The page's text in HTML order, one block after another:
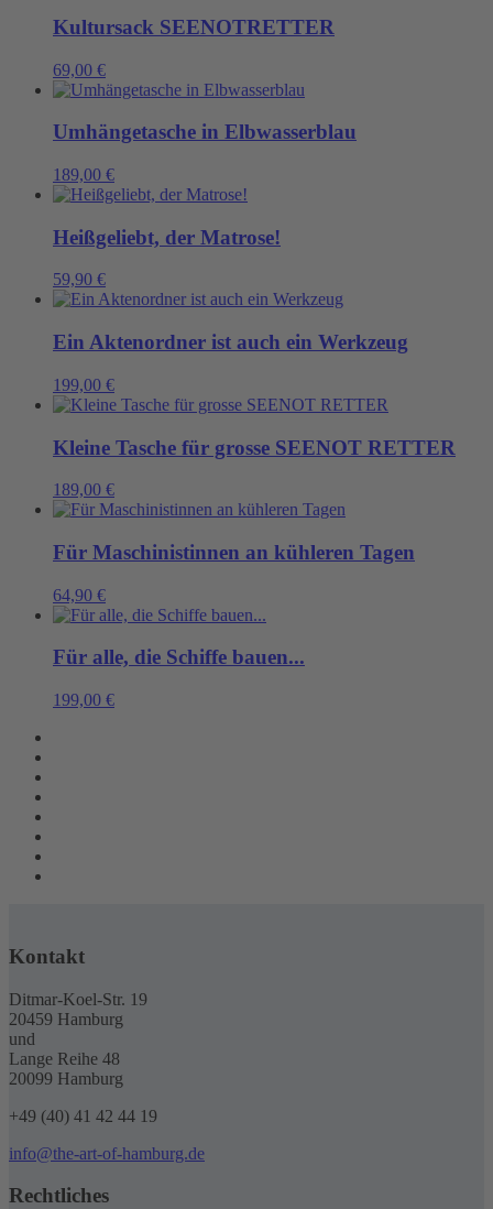
Kultursack SEENOTRETTER
69,00 €
Umhängetasche in Elbwasserblau
189,00 €
Heißgeliebt, der Matrose!
59,90 €
Ein Aktenordner ist auch ein Werkzeug
199,00 €
Kleine Tasche für grosse SEENOT RETTER
189,00 €
Für Maschinistinnen an kühleren Tagen
64,90 €
Für alle, die Schiffe bauen...
199,00 €
Kontakt
Ditmar-Koel-Str. 19
20459 Hamburg
und
Lange Reihe 48
20099 Hamburg
+49 (40) 41 42 44 19
info@the-art-of-hamburg.de
Rechtliches